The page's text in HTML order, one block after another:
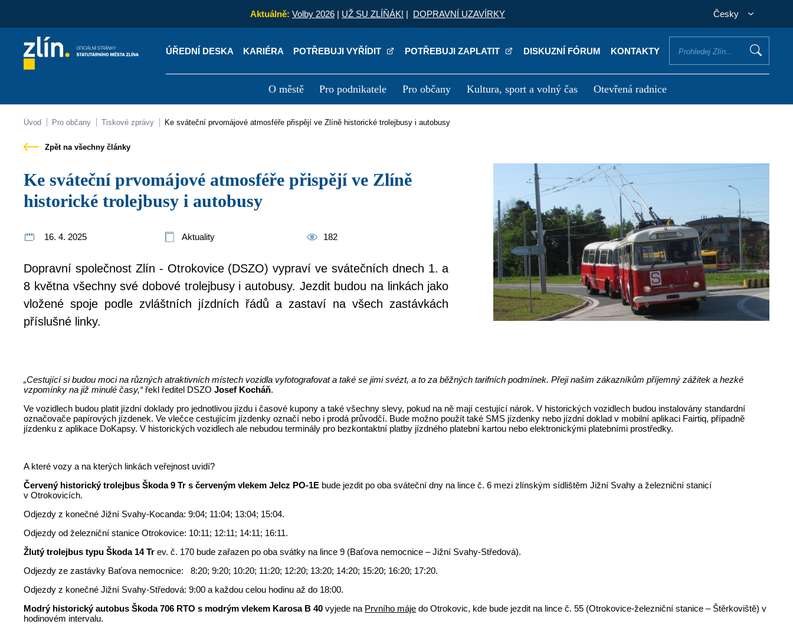
Aktuálně: Volby 2026 | UŽ SU ZLÍŇÁK! | DOPRAVNÍ UZAVÍRKY Česky
ÚŘEDNÍ DESKA KARIÉRA POTŘEBUJI VYŘÍDIT POTŘEBUJI ZAPLATIT DISKUZNÍ FÓRUM KONTAKTY
O městě Pro podnikatele Pro občany Kultura, sport a volný čas Otevřená radnice
Kontakty Úřední deska Kariéra
Úvod Pro občany Tiskové zprávy Ke sváteční prvomájové atmosféře přispějí ve Zlíně historické trolejbusy i autobusy
Zpět na všechny články
Ke sváteční prvomájové atmosféře přispějí ve Zlíně
historické trolejbusy i autobusy
16. 4. 2025 Aktuality 182
Dopravní společnost Zlín - Otrokovice (DSZO) vypraví ve svátečních dnech 1. a
8 května všechny své dobové trolejbusy i autobusy. Jezdit budou na linkách jako
vložené spoje podle zvláštních jízdních řádů a zastaví na všech zastávkách
příslušné linky.
„Cestující si budou moci na různých atraktivních místech vozidla vyfotografovat a také se jimi svézt, a to za běžných tarifních podmínek. Přeji našim zákazníkům příjemný zážitek a hezké
vzpomínky na již minulé časy,“řekl ředitel DSZOJosef Kocháň.
Ve vozidlech budou platit jízdní doklady pro jednotlivou jízdu i časové kupony a také všechny slevy, pokud na ně mají cestující nárok. V historických vozidlech budou instalovány standardní
označovače papírových jízdenek. Ve vlečce cestujícím jízdenky označí nebo i prodá průvodčí. Bude možno použít také SMS jízdenky nebo jízdní doklad v mobilní aplikaci Fairtiq, případně
jízdenku z aplikace DoKapsy. V historických vozidlech ale nebudou terminály pro bezkontaktní platby jízdného platební kartou nebo elektronickými platebními prostředky.
A které vozy a na kterých linkách veřejnost uvidí?
Červený historický trolejbus Škoda 9 Tr s červeným vlekem Jelcz PO-1E bude jezdit po oba sváteční dny na lince č. 6 mezi zlínským sídlištěm Jižní Svahy a železniční stanicí
v Otrokovicích.
Odjezdy z konečné Jižní Svahy-Kocanda: 9:04; 11:04; 13:04; 15:04.
Odjezdy od železniční stanice Otrokovice: 10:11; 12:11; 14:11; 16:11.
Žlutý trolejbus typu Škoda 14 Tr ev. č. 170 bude zařazen po oba svátky na lince 9 (Baťova nemocnice – Jižní Svahy-Středová).
Odjezdy ze zastávky Baťova nemocnice: 8:20; 9:20; 10:20; 11:20; 12:20; 13:20; 14:20; 15:20; 16:20; 17:20.
Odjezdy z konečné Jižní Svahy-Středová: 9:00 a každou celou hodinu až do 18:00.
Modrý historický autobus Škoda 706 RTO s modrým vlekem Karosa B 40 vyjede na Prvního máje do Otrokovic, kde bude jezdit na lince č. 55 (Otrokovice-železniční stanice – Štěrkoviště) v
hodinovém intervalu.